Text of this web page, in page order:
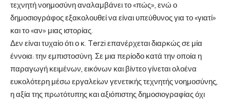
τεχνητή νοημοσύνη αναλαμβάνει το «πώς», ενώ ο
δημοσιογράφος εξακολουθεί να είναι υπεύθυνος για το «γιατί»
και το «αν» μιας ιστορίας.
Δεν είναι τυχαίο ότι ο κ. Terzi επανέρχεται διαρκώς σε μία
έννοια: την εμπιστοσύνη. Σε μια περίοδο κατά την οποία η
παραγωγή κειμένων, εικόνων και βίντεο γίνεται ολοένα
ευκολότερη μέσω εργαλείων γενετικής τεχνητής νοημοσύνης,
η αξία της πρωτότυπης και αξιόπιστης δημοσιογραφίας όχι